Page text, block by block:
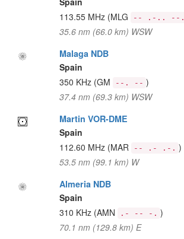
113.55 MHz (MLG -- .-.. --.
35.6 nm (66.0 km) WSW
Malaga NDB
Spain
350 KHz (GM --. -- )
37.4 nm (69.3 km) WSW
Martin VOR-DME
Spain
112.60 MHz (MAR -- .- .-. )
53.5 nm (99.1 km) W
Almeria NDB
Spain
310 KHz (AMN .- -- -. )
70.1 nm (129.8 km) E